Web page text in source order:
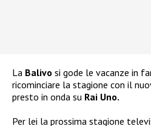
La Balivo si gode le vacanze in
ricominciare la stagione con il
presto in onda su Rai Uno.
Per lei la prossima stagione